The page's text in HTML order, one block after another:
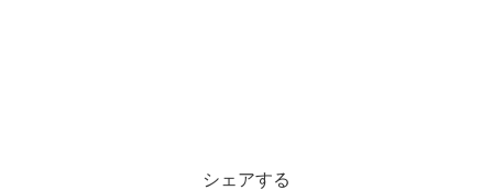
シェアする